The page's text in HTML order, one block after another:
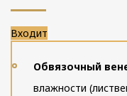
Входит
Обвязочный
влажности